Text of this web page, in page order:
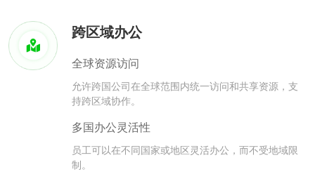
跨区域办公
全球资源访问
允许跨国公司在全球范围内统一访问和共享资源，支
持跨区域协作。
多国办公灵活性
员工可以在不同国家或地区灵活办公，而不受地域限
制。